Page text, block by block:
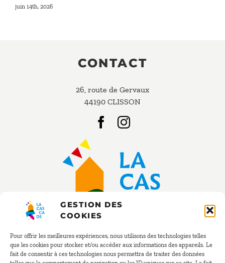
GESTION DES
COOKIES
Pour offrir les meilleures expériences, nous utilisons des technologies telles
que les cookies pour stocker et/ou accéder aux informations des appareils. Le
fait de consentir à ces technologies nous permettra de traiter des données
juin 14th, 2026
CONTACT
26, route de Gervaux
44190 CLISSON